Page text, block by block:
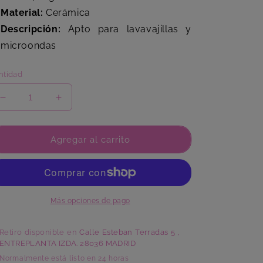
Material: Cerámica
Descripción: Apto para lavavajillas y
microondas
Reducir
cantidad
para
Hondo
Aumentar
cantidad
para
Plato
Hondo
Agregar al carrito
Más opciones de pago
Retiro disponible enCalle Esteban Terradas 5 ,
ENTREPLANTA IZDA. 28036 MADRID
Normalmente está listo en 24 horas